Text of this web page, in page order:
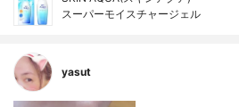
スーパーモイスチャージェル
yasut